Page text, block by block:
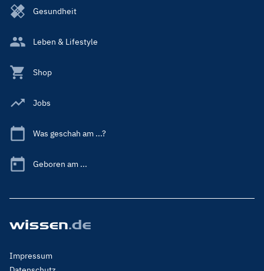
Gesundheit
Leben & Lifestyle
Shop
Jobs
Was geschah am ...?
Geboren am ...
Footer
Impressum